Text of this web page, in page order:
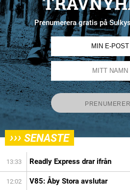
Prenumerera gratis på
››› SENASTE
13:33 Readly Express drar ifrån
12:02 V85: Åby Stora avslutar